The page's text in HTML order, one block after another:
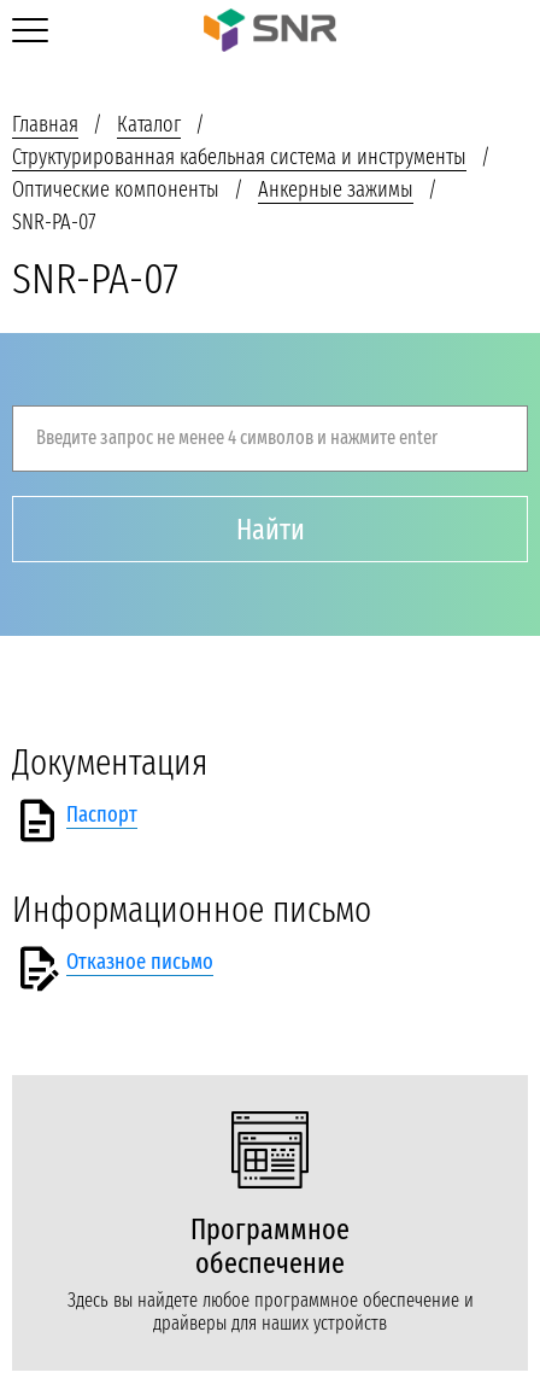
Главная
Каталог
Структурированная кабельная система и инструменты
Оптические компоненты
Анкерные зажимы
SNR-PA-07
SNR-PA-07
Введите запрос не менее 4 символов и нажмите enter
Найти
Документация
Паспорт
Информационное письмо
Отказное письмо
Программное
обеспечение
Здесь вы найдете любое программное обеспечение и
драйверы для наших устройств